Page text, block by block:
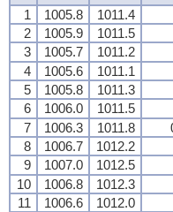
1
1005.8 1011.4
2
1005.9 1011.5
3
1005.7 1011.2
4
1005.6 1011.1
5
1005.8 1011.3
6
1006.0 1011.5
7
1006.3 1011.8
8
1006.7 1012.2
9
1007.0 1012.5
10
1006.8 1012.3
11
1006.6 1012.0